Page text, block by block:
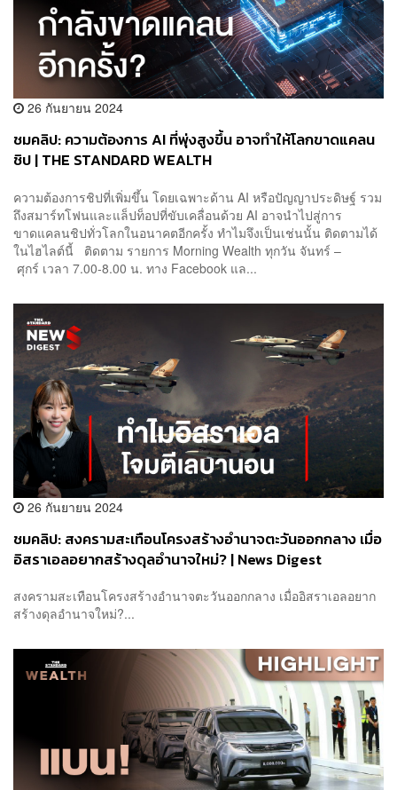
26 กันยายน 2024
ชมคลิป: ความต้องการ AI ที่พุ่งสูงขึ้น อาจทำให้โลกขาดแคลน
ชิป | THE STANDARD WEALTH
ความต้องการชิปที่เพิ่มขึ้น โดยเฉพาะด้าน AI หรือปัญญาประดิษฐ์ รวม
ถึงสมาร์ทโฟนและแล็ปท็อปที่ขับเคลื่อนด้วย AI อาจนำไปสู่การ
ขาดแคลนชิปทั่วโลกในอนาคตอีกครั้ง ทำไมจึงเป็นเช่นนั้น ติดตามได้
ในไฮไลต์นี้ ติดตาม รายการ Morning Wealth ทุกวัน จันทร์ –
ศุกร์ เวลา 7.00-8.00 น. ทาง Facebook แล...
26 กันยายน 2024
ชมคลิป: สงครามสะเทือนโครงสร้างอำนาจตะวันออกกลาง เมื่อ
อิสราเอลอยากสร้างดุลอำนาจใหม่? | News Digest
สงครามสะเทือนโครงสร้างอำนาจตะวันออกกลาง เมื่ออิสราเอลอยาก
สร้างดุลอำนาจใหม่?...